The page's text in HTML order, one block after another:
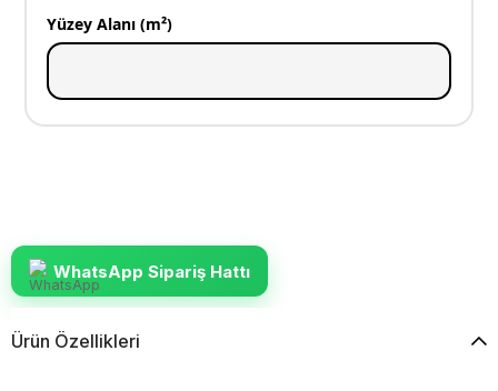
Yüzey Alanı (m²)
WhatsApp Sipariş Hattı
Ürün Özellikleri